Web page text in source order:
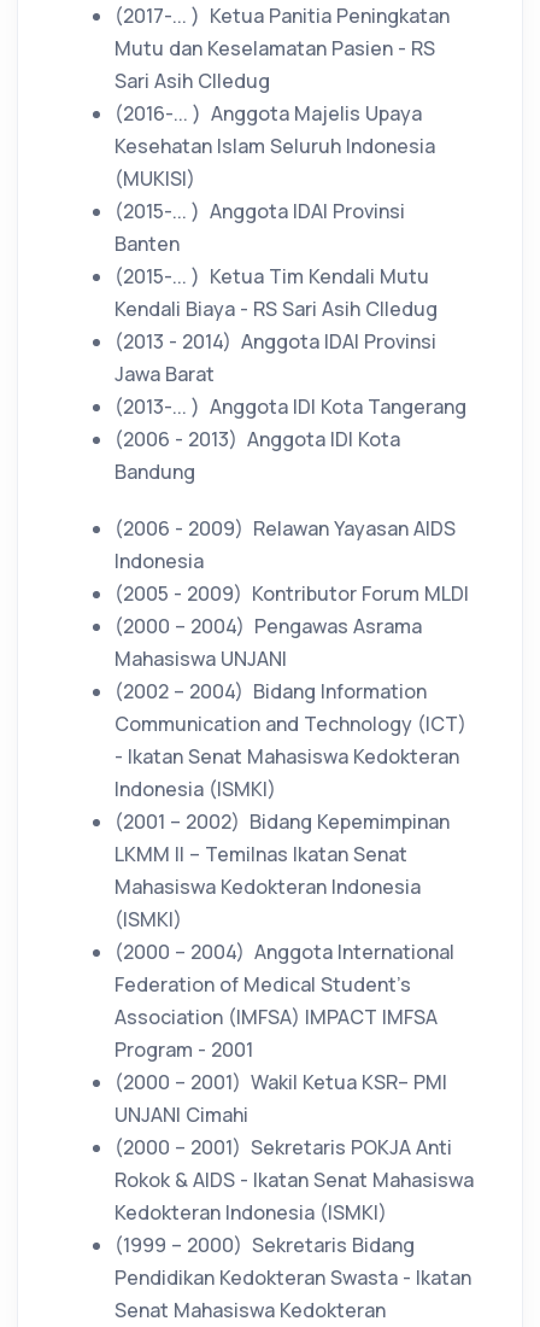
(2017-... ) Ketua Panitia Peningkatan
Mutu dan Keselamatan Pasien - RS
Sari Asih CIledug
(2016-... ) Anggota Majelis Upaya
Kesehatan Islam Seluruh Indonesia
(MUKISI)
(2015-... ) Anggota IDAI Provinsi
Banten
(2015-... ) Ketua Tim Kendali Mutu
Kendali Biaya - RS Sari Asih CIledug
(2013 - 2014) Anggota IDAI Provinsi
Jawa Barat
(2013-... ) Anggota IDI Kota Tangerang
(2006 - 2013) Anggota IDI Kota
Bandung
(2006 - 2009) Relawan Yayasan AIDS
Indonesia
(2005 - 2009) Kontributor Forum MLDI
(2000 – 2004) Pengawas Asrama
Mahasiswa UNJANI
(2002 – 2004) Bidang Information
Communication and Technology (ICT)
- Ikatan Senat Mahasiswa Kedokteran
Indonesia (ISMKI)
(2001 – 2002) Bidang Kepemimpinan
LKMM II – Temilnas Ikatan Senat
Mahasiswa Kedokteran Indonesia
(ISMKI)
(2000 – 2004) Anggota International
Federation of Medical Student’s
Association (IMFSA) IMPACT IMFSA
Program - 2001
(2000 – 2001) Wakil Ketua KSR– PMI
UNJANI Cimahi
(2000 – 2001) Sekretaris POKJA Anti
Rokok & AIDS - Ikatan Senat Mahasiswa
Kedokteran Indonesia (ISMKI)
(1999 – 2000) Sekretaris Bidang
Pendidikan Kedokteran Swasta - Ikatan
Senat Mahasiswa Kedokteran